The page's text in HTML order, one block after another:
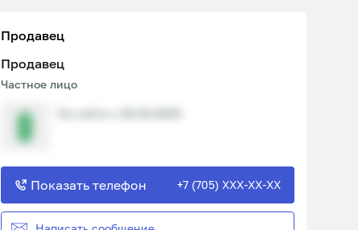
Продавец
Продавец
Частное лицо
Показать телефон +7 (705) XXX-XX-XX